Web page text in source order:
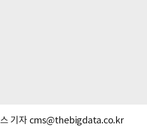
스 기자 cms@thebigdata.co.kr